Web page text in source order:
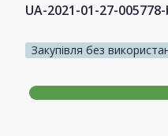
UA-2021-01-27-
Закупівля без